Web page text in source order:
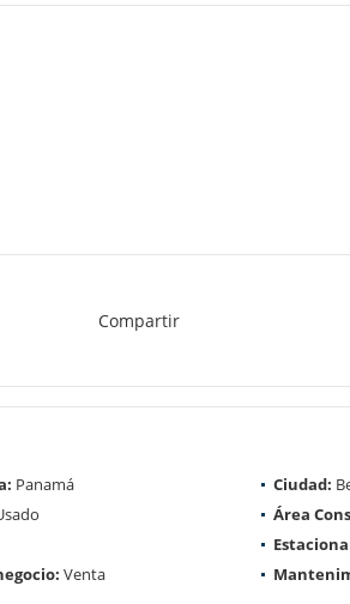
Compartir
Panamá Ciudad:
Área
Venta